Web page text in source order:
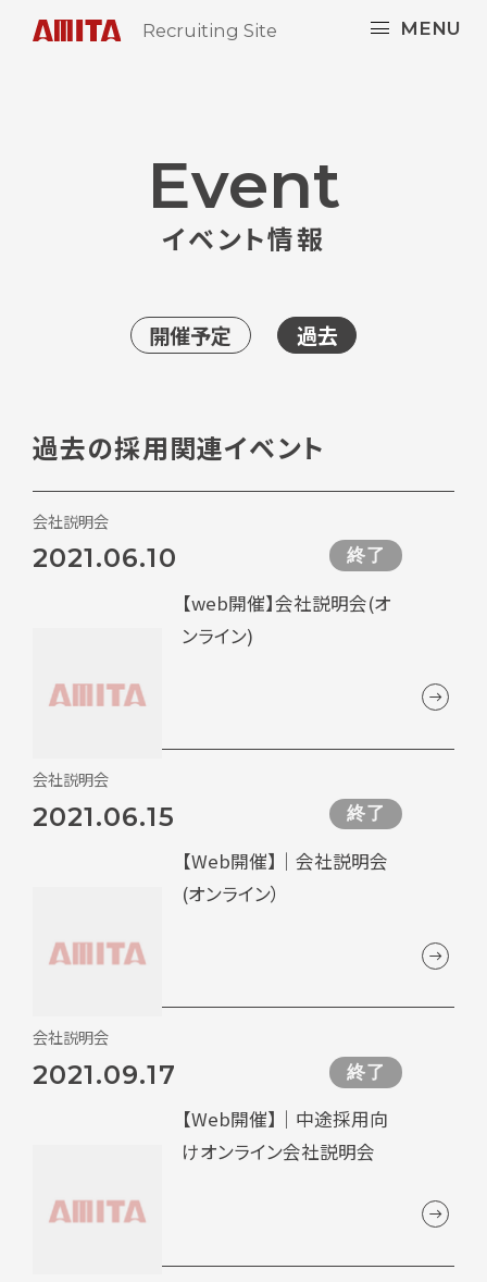
Recruiting Site MENU
Event
イベント情報
開催予定 過去
過去の採用関連イベント
2021.06.10 終了
【web開催】会社説明会(オ
ンライン)
会社説明会
2021.06.15 終了
【Web開催】｜会社説明会
(オンライン）
会社説明会
2021.09.17 終了
【Web開催】｜中途採用向
けオンライン会社説明会
会社説明会